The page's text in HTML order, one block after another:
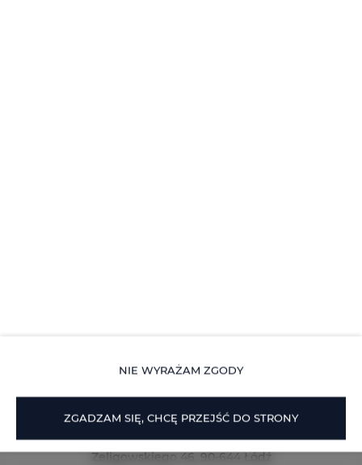
Zeligowskiego 46, 90-644 Łódź
NIE WYRAŻAM ZGODY
ZGADZAM SIĘ, CHCĘ PRZEJŚĆ DO STRONY